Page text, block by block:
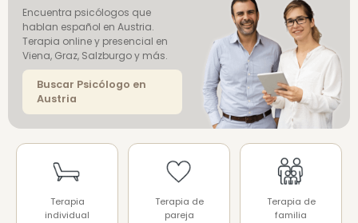
Encuentra psicólogos que
hablan español en Austria.
Terapia online y presencial en
Viena, Graz, Salzburgo y más.
Buscar Psicólogo en
Austria
Terapia
individual
Terapia de
pareja
Terapia de
familia